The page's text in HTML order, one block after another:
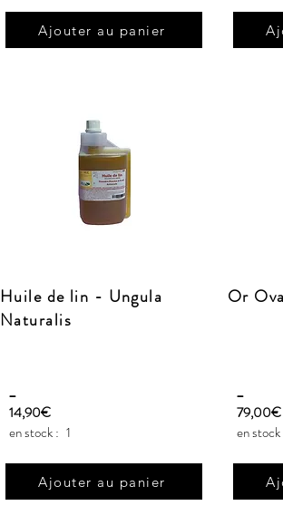
Ajouter au panier
Huile de lin - Ungula
Naturalis
_
14,90€
en stock : 1
Ajouter au panier
Or
_
79,00€
en stock